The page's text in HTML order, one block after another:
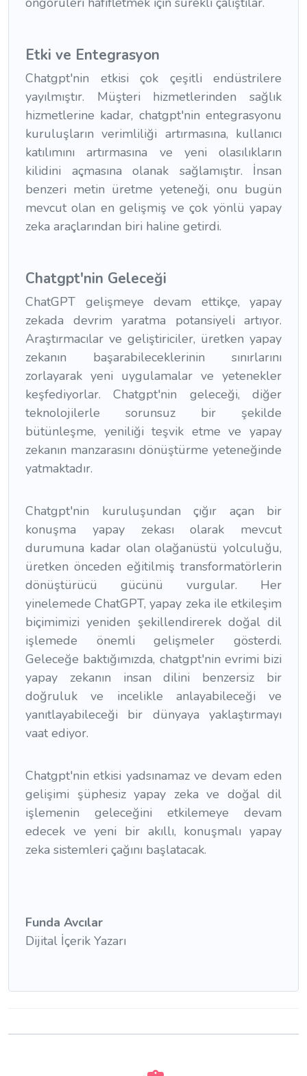
Etki ve Entegrasyon
Chatgpt'nin etkisi çok çeşitli endüstrilere
yayılmıştır. Müşteri hizmetlerinden sağlık
hizmetlerine kadar, chatgpt'nin entegrasyonu
kuruluşların verimliliği artırmasına, kullanıcı
katılımını artırmasına ve yeni olasılıkların
kilidini açmasına olanak sağlamıştır. İnsan
benzeri metin üretme yeteneği, onu bugün
mevcut olan en gelişmiş ve çok yönlü yapay
zeka araçlarından biri haline getirdi.
Chatgpt'nin Geleceği
ChatGPT gelişmeye devam ettikçe, yapay
zekada devrim yaratma potansiyeli artıyor.
Araştırmacılar ve geliştiriciler, üretken yapay
zekanın başarabileceklerinin sınırlarını
zorlayarak yeni uygulamalar ve yetenekler
keşfediyorlar. Chatgpt'nin geleceği, diğer
teknolojilerle sorunsuz bir şekilde
bütünleşme, yeniliği teşvik etme ve yapay
zekanın manzarasını dönüştürme yeteneğinde
yatmaktadır.
Chatgpt'nin kuruluşundan çığır açan bir
konuşma yapay zekası olarak mevcut
durumuna kadar olan olağanüstü yolculuğu,
üretken önceden eğitilmiş transformatörlerin
dönüştürücü gücünü vurgular. Her
yinelemede ChatGPT, yapay zeka ile etkileşim
biçimimizi yeniden şekillendirerek doğal dil
işlemede önemli gelişmeler gösterdi.
Geleceğe baktığımızda, chatgpt'nin evrimi bizi
yapay zekanın insan dilini benzersiz bir
doğruluk ve incelikle anlayabileceği ve
yanıtlayabileceği bir dünyaya yaklaştırmayı
vaat ediyor.
Chatgpt'nin etkisi yadsınamaz ve devam eden
gelişimi şüphesiz yapay zeka ve doğal dil
işlemenin geleceğini etkilemeye devam
edecek ve yeni bir akıllı, konuşmalı yapay
zeka sistemleri çağını başlatacak.
Funda Avcılar
Dijital İçerik Yazarı